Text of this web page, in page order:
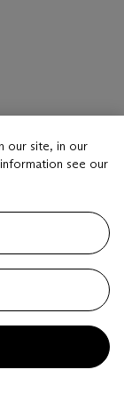
our site, in our
see our